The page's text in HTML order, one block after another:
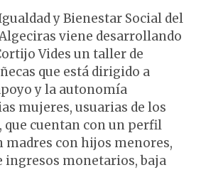
y Bienestar Social del
viene desarrollando
Vides un taller de
que está dirigido a
y la autonomía
mujeres, usuarias de los
que cuentan con un perfil
madres con hijos menores,
monetarios, baja